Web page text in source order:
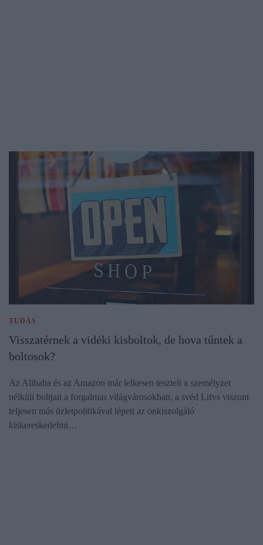
TUDÁS
Visszatérnek a vidéki kisboltok, de hova tűntek a
boltosok?
Az Alibaba és az Amazon már lelkesen teszteli a személyzet
nélküli boltjait a forgalmas világvárosokban, a svéd Lifvs viszont
teljesen más üzletpolitikával lépett az önkiszolgáló
kiskereskedelmi…